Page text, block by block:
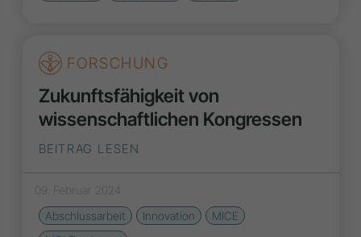
FORSCHUNG
Zukunftsfähigkeit von
wissenschaftlichen Kongressen
BEITRAG LESEN
09. Februar 2024
Abschlussarbeit
Innovation
MICE